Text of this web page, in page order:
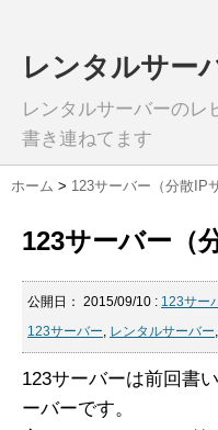
レンタルサー
レンタルサーバーのレ
書き連ねてます
ホーム > 123サーバー（分散IP
123サーバー（
公開日： 2015/09/10 : 123サー
123サーバー, レンタルサーバー,
123サーバーは前回書
ーバーです。